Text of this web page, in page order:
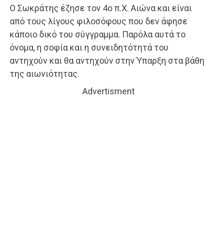
Ο Σωκράτης έζησε τον 4ο π.Χ. Αιώνα και είναι
από τους λίγους φιλοσόφους που δεν άφησε
κάποιο δικό του σύγγραμμα. Παρόλα αυτά το
όνομα, η σοφία και η συνειδητότητά του
αντηχούν και θα αντηχούν στην Ύπαρξη στα βάθη
της αιωνιότητας.
Advertisment